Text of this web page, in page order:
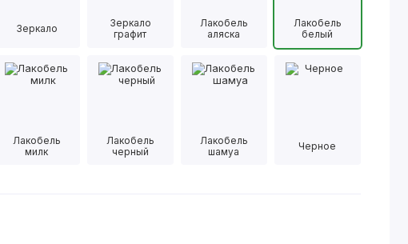
Зеркало
Зеркало
графит
Лакобель
аляска
Лакобель
белый
Лакобель
милк
Лакобель
черный
Лакобель
шамуа
Черное